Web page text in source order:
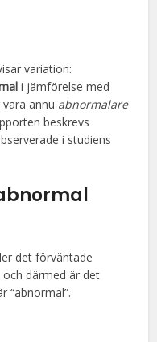
variation:
i jämförelse med
ännu abnormalare
beskrevs
i studiens
det förväntade
därmed är det
“abnormal”.